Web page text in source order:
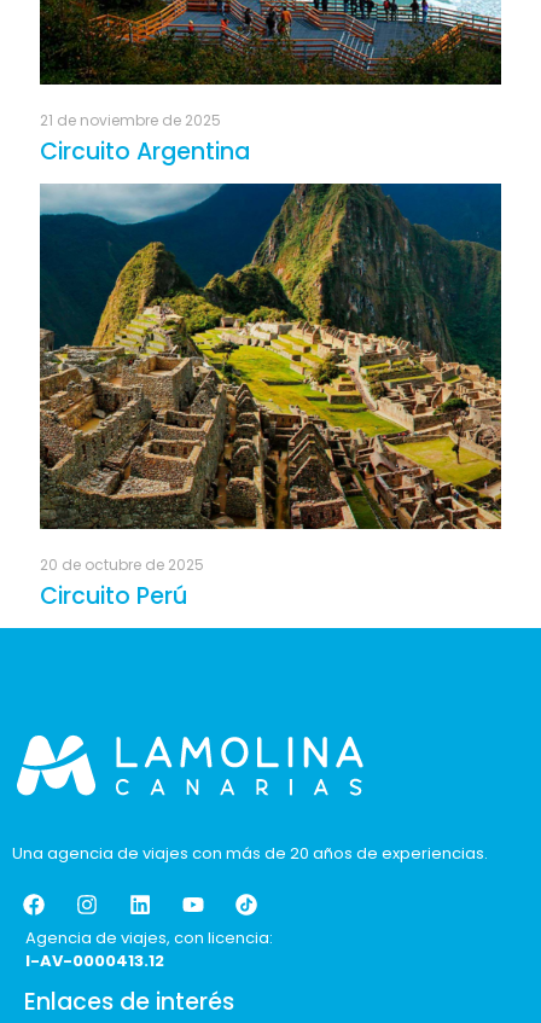
21 de noviembre de 2025
Circuito Argentina
20 de octubre de 2025
Circuito Perú
Una agencia de viajes con más de 20 años de experiencias.
Agencia de viajes, con licencia:
I-AV-0000413.12
Enlaces de interés